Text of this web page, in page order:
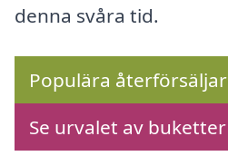
denna svåra tid.
Populära
Se urvalet av buketter